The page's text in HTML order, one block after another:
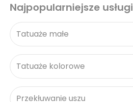
Najpopularniejsze usługi
Tatuaże małe
Tatuaże kolorowe
Przekłuwanie uszu